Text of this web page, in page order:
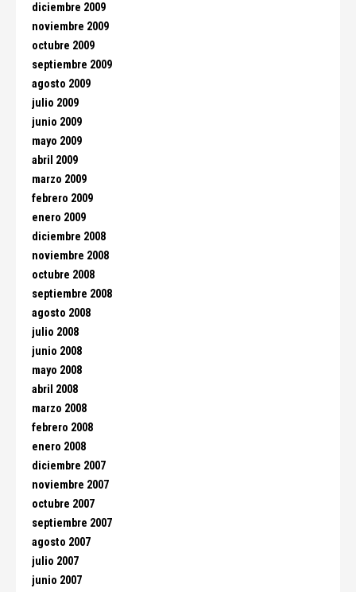
diciembre 2009
noviembre 2009
octubre 2009
septiembre 2009
agosto 2009
julio 2009
junio 2009
mayo 2009
abril 2009
marzo 2009
febrero 2009
enero 2009
diciembre 2008
noviembre 2008
octubre 2008
septiembre 2008
agosto 2008
julio 2008
junio 2008
mayo 2008
abril 2008
marzo 2008
febrero 2008
enero 2008
diciembre 2007
noviembre 2007
octubre 2007
septiembre 2007
agosto 2007
julio 2007
junio 2007